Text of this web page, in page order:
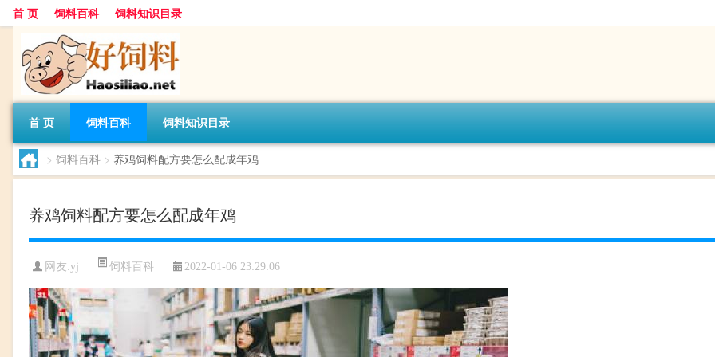
首 页 饲料百科 饲料知识目录
首 页 饲料百科 饲料知识目录
> 饲料百科 > 养鸡饲料配方要怎么配成年鸡
养鸡饲料配方要怎么配成年鸡
网友:yj 饲料百科 2022-01-06 23:29:06